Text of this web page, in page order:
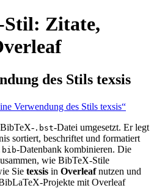
Stil: Zitate,
des Stils texsis
Verwendung des Stils texsis“
.bst-Datei umgesetzt. Er legt
sortiert, beschriftet und formatiert
-Datenbank kombinieren. Die
wie BibTeX-Stile
Sie texsis in Overleafnutzen und
Projekte mit Overleaf